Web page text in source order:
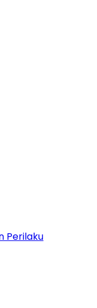
Perilaku